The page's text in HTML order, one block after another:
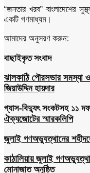
“জনতার খরব” বাংলাদেশের
একটি গণমাধ্যম।
আমাদের অনুসরণ করুন:
বাছাইকৃত সংবাদ
ঝালকাঠি পৌরসভার সমস্যা
জিয়াউদ্দিন হায়দার
গ্যাস-বিদ্যুৎ সংকটসহ ১১
ঐক্যজোটের স্মারকলিপি
জুলাই গণঅভ্যুত্থানের
কাঠালিয়ায় জুলাই
মোনাজাত অনুষ্ঠিত